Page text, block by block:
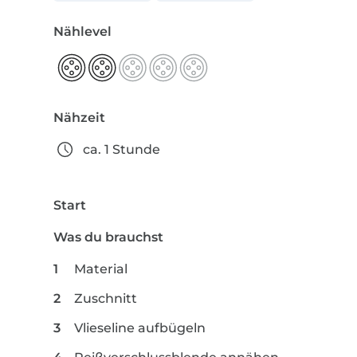
Nählevel
Nähzeit
ca. 1 Stunde
Start
Was du brauchst
Material
Zuschnitt
Vlieseline aufbügeln